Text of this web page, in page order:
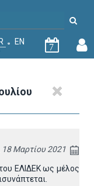
EN
7
18 Μαρτίου 2021
ΕΛΙΔΕΚ ως μέλος